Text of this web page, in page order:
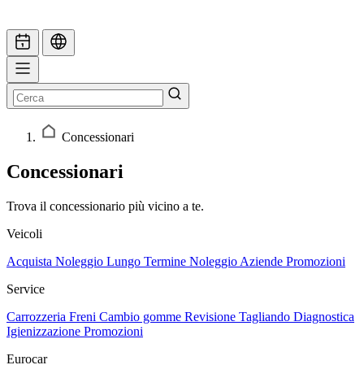
Concessionari
Concessionari
Trova il concessionario più vicino a te.
Veicoli
Acquista Noleggio Lungo Termine Noleggio Aziende Promozioni
Service
Carrozzeria Freni Cambio gomme Revisione Tagliando Diagnostica
Igienizzazione Promozioni
Eurocar